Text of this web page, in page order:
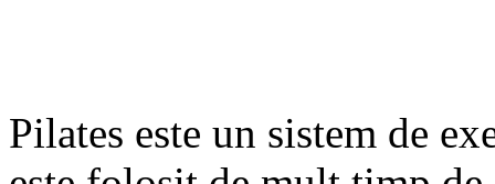
ghid atractiv îţi oferă
Pilates este un sistem de